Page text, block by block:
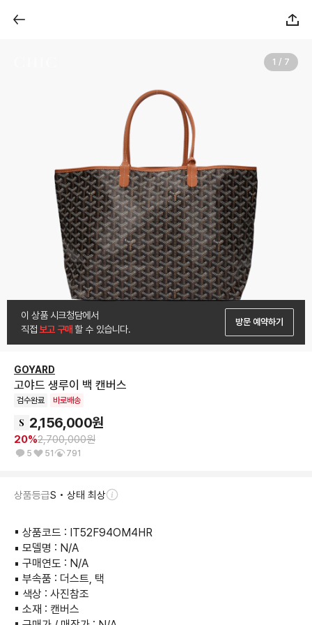
1 / 7
이 상품 시크청담에서
직접 보고 구매 할 수 있습니다.
방문 예약하기
GOYARD
고야드 생루이 백 캔버스
검수완료 바로배송
2,156,000원
20%2,700,000원
5 51 791
상품등급S • 상태 최상
▪︎ 상품코드 : IT52F94OM4HR
▪︎ 모델명 : N/A
▪︎ 구매연도 : N/A
▪︎ 부속품 : 더스트, 택
▪︎ 색상 : 사진참조
▪︎ 소재 : 캔버스